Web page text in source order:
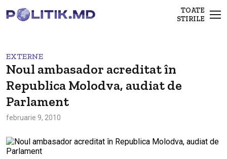
TOATE
STIRILE
EXTERNE
Noul ambasador acreditat în
Republica Molodva, audiat de
Parlament
februarie 9, 2010